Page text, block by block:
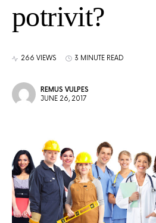
potrivit?
266 VIEWS 3 MINUTE READ
REMUS VULPES
JUNE 26, 2017